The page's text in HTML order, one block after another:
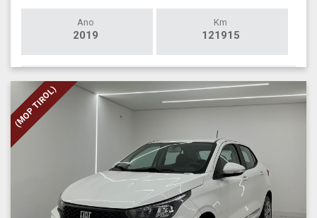
Ano
2019
Km
121915
(MOP TIROL)